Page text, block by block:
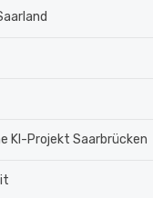
KI-Projekt Saarbrücken